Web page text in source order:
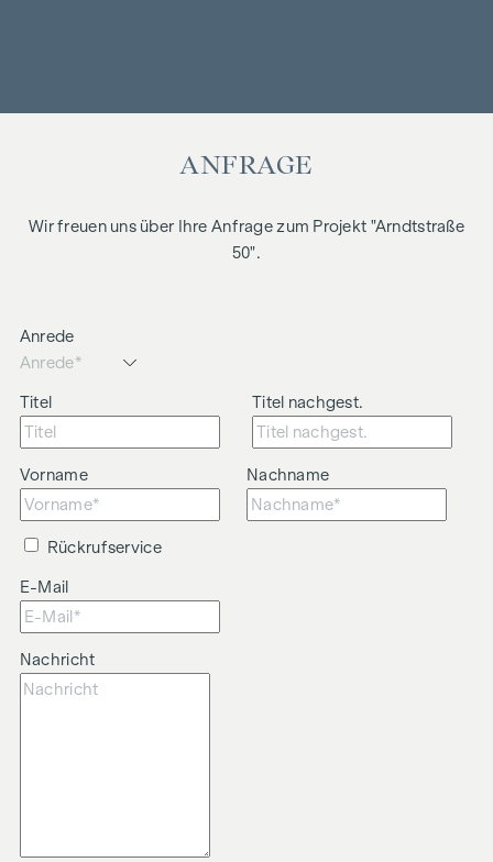
ANFRAGE
Wir freuen uns über Ihre Anfrage zum Projekt "Arndtstraße
50".
Anrede
Titel Titel nachgest.
Vorname Nachname
Rückrufservice
E-Mail
Nachricht